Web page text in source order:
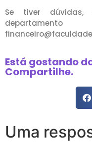
Se tiver
Está gostando
Compartilhe.
Uma